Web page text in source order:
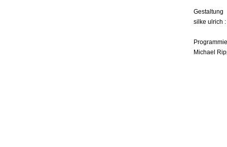
Gestaltung
silke ulrich
Michael